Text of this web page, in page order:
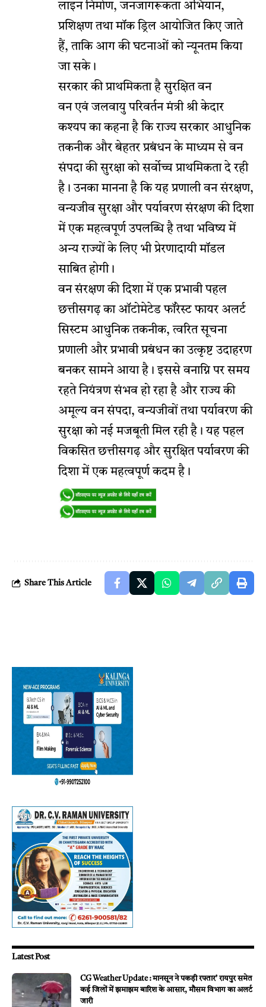
लाइन निर्माण, जनजागरूकता अभियान,
प्रशिक्षण तथा मॉक ड्रिल आयोजित किए जाते
हैं, ताकि आग की घटनाओं को न्यूनतम किया
जा सके।
सरकार की प्राथमिकता है सुरक्षित वन
वन एवं जलवायु परिवर्तन मंत्री श्री केदार
कश्यप का कहना है कि राज्य सरकार आधुनिक
तकनीक और बेहतर प्रबंधन के माध्यम से वन
संपदा की सुरक्षा को सर्वाेच्च प्राथमिकता दे रही
है। उनका मानना है कि यह प्रणाली वन संरक्षण,
वन्यजीव सुरक्षा और पर्यावरण संरक्षण की दिशा
में एक महत्वपूर्ण उपलब्धि है तथा भविष्य में
अन्य राज्यों के लिए भी प्रेरणादायी मॉडल
साबित होगी।
वन संरक्षण की दिशा में एक प्रभावी पहल
छत्तीसगढ़ का ऑटोमेटेड फॉरेस्ट फायर अलर्ट
सिस्टम आधुनिक तकनीक, त्वरित सूचना
प्रणाली और प्रभावी प्रबंधन का उत्कृष्ट उदाहरण
बनकर सामने आया है। इससे वनाग्नि पर समय
रहते नियंत्रण संभव हो रहा है और राज्य की
अमूल्य वन संपदा, वन्यजीवों तथा पर्यावरण की
सुरक्षा को नई मजबूती मिल रही है। यह पहल
विकसित छत्तीसगढ़ और सुरक्षित पर्यावरण की
दिशा में एक महत्वपूर्ण कदम है।
Share This Article
Latest Post
CG Weather Update : मानसून ने पकड़ी रफ्तार’ रायपुर समेत
कई जिलों में झमाझम बारिश के आसार, मौसम विभाग का अलर्ट
जारी